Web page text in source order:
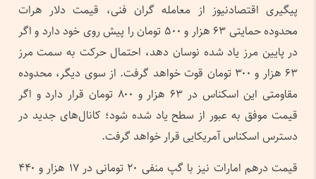
پیگیری اقتصادنیوز از معامله گران فنی، قیمت دلار هرات
محدوده حمایتی ۶۳ هزار و ۵۰۰ تومان را پیش روی خود دارد و اگر
در پایین مرز یاد شده نوسان دهد، احتمال حرکت به سمت مرز
۶۳ هزار و ۳۰۰ تومان قوت خواهد گرفت. از سوی دیگر، محدوده
مقاومتی این اسکناس در ۶۳ هزار و ۸۰۰ تومان قرار دارد و اگر
قیمت موفق به عبور از سطح یاد شده شود؛ کانال‌های جدید در
دسترس اسکناس آمریکایی قرار خواهد گرفت.
قیمت درهم امارات نیز با گپ منفی ۲۰ تومانی در ۱۷ هزار و ۴۴۰